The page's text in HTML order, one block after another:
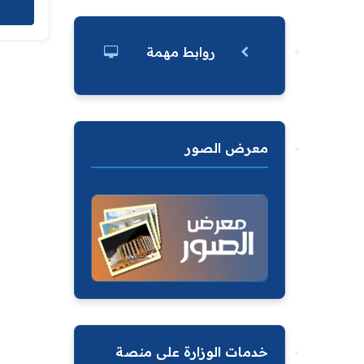
روابط مهمة
معرض الصور
خدمات الوزارة على منصة